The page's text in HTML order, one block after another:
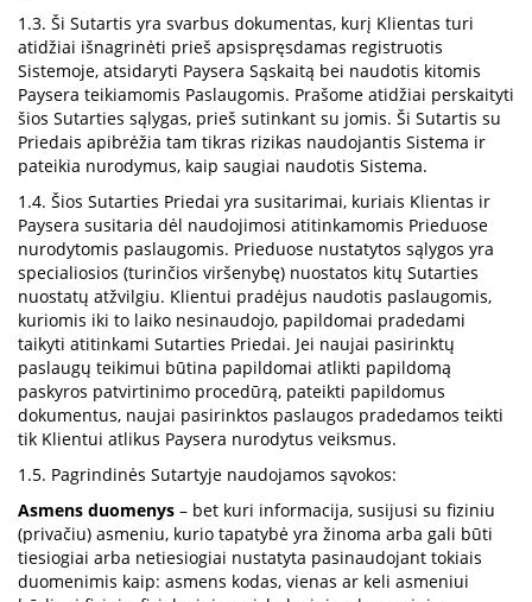
1.3. Ši Sutartis yra svarbus dokumentas, kurį Klientas turi
atidžiai išnagrinėti prieš apsispręsdamas registruotis
Sistemoje, atsidaryti Paysera Sąskaitą bei naudotis kitomis
Paysera teikiamomis Paslaugomis. Prašome atidžiai perskaityti
šios Sutarties sąlygas, prieš sutinkant su jomis. Ši Sutartis su
Priedais apibrėžia tam tikras rizikas naudojantis Sistema ir
pateikia nurodymus, kaip saugiai naudotis Sistema.
1.4. Šios Sutarties Priedai yra susitarimai, kuriais Klientas ir
Paysera susitaria dėl naudojimosi atitinkamomis Prieduose
nurodytomis paslaugomis. Prieduose nustatytos sąlygos yra
specialiosios (turinčios viršenybę) nuostatos kitų Sutarties
nuostatų atžvilgiu. Klientui pradėjus naudotis paslaugomis,
kuriomis iki to laiko nesinaudojo, papildomai pradedami
taikyti atitinkami Sutarties Priedai. Jei naujai pasirinktų
paslaugų teikimui būtina papildomai atlikti papildomą
paskyros patvirtinimo procedūrą, pateikti papildomus
dokumentus, naujai pasirinktos paslaugos pradedamos teikti
tik Klientui atlikus Paysera nurodytus veiksmus.
1.5. Pagrindinės Sutartyje naudojamos sąvokos:
Asmens duomenys – bet kuri informacija, susijusi su fiziniu
(privačiu) asmeniu, kurio tapatybė yra žinoma arba gali būti
tiesiogiai arba netiesiogiai nustatyta pasinaudojant tokiais
duomenimis kaip: asmens kodas, vienas ar keli asmeniui